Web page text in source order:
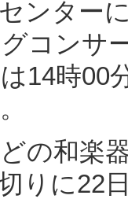
ンター
コンサ
14時00
の和楽
りに22